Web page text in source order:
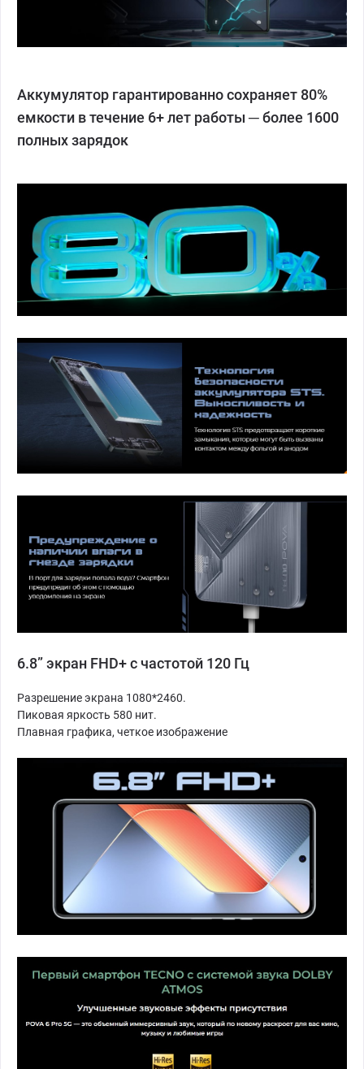
Аккумулятор гарантированно сохраняет 80%
емкости в течение 6+ лет работы ─ более 1600
полных зарядок
6.8” экран FHD+ с частотой 120 Гц
Разрешение экрана 1080*2460.
Пиковая яркость 580 нит.
Плавная графика, четкое изображение